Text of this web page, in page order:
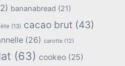
bananabread (21)
(13) cacao brut (43)
(26) carotte (12)
(63) cookeo (25)